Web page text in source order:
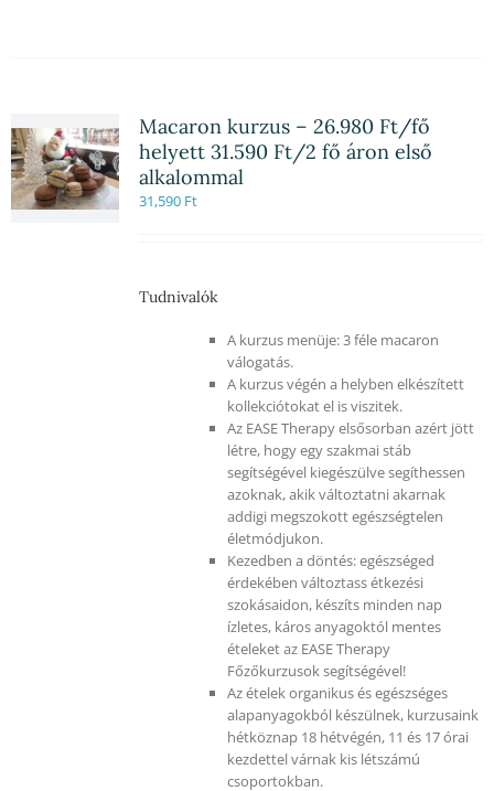
Macaron kurzus – 26.980 Ft/fő
helyett 31.590 Ft/2 fő áron első
alkalommal
31,590 Ft
Tudnivalók
A kurzus menüje: 3 féle macaron
válogatás.
A kurzus végén a helyben elkészített
kollekciótokat el is viszitek.
Az EASE Therapy elsősorban azért jött
létre, hogy egy szakmai stáb
segítségével kiegészülve segíthessen
azoknak, akik változtatni akarnak
addigi megszokott egészségtelen
életmódjukon.
Kezedben a döntés: egészséged
érdekében változtass étkezési
szokásaidon, készíts minden nap
ízletes, káros anyagoktól mentes
ételeket az EASE Therapy
Főzőkurzusok segítségével!
Az ételek organikus és egészséges
alapanyagokból készülnek, kurzusaink
hétköznap 18 hétvégén, 11 és 17 órai
kezdettel várnak kis létszámú
csoportokban.